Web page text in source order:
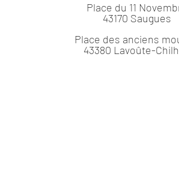
Place du 11
43170 Saugues
Place des anciens
43380 Lavoûte-